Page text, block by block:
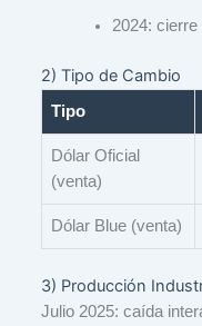
2024:
2) Tipo de Cambio
Tipo
Dólar Oficial
(venta)
Dólar Blue (venta)
3) Producción
Julio 2025: caída